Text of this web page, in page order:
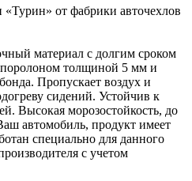
от фабрики авточехлов
материал с долгим сроком
толщиной 5 мм и
Пропускает воздух и
сидений. Устойчив к
Высокая морозостойкость, до
автомобиль, продукт имеет
специально для данного
с учетом